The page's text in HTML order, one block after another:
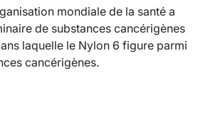
mondiale de la santé a
de substances cancérigènes
laquelle le Nylon 6 figure parmi
cancérigènes.